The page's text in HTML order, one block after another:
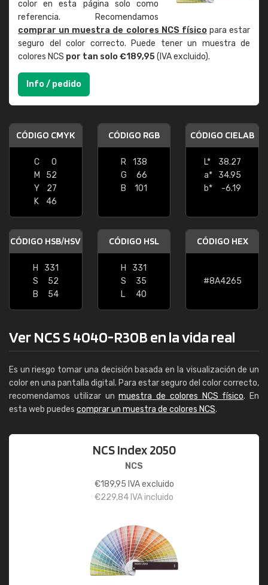
color en esta página solo como
referencia. Recomendamos
comprar un muestra de colores NCS físicopara estar
seguro del color correcto. Puede tener un muestra de
colores NCS por tan solo €189,95(IVA excluido).
Info / pedido
CÓDIGO CMYK
C
0
M
52
Y
27
K
46
CÓDIGO RGB
R
138
G
66
B
101
CÓDIGO CIELAB
L*
38.27
a*
34.95
b*
-6.19
CÓDIGO HSB/HSV
H
331
S
52
B
54
CÓDIGO HSL
H
331
S
35
L
40
CÓDIGO HEX
#8A4265
Ver NCS S 4040-R30B en la vida real
Es un riesgo tomar una decisión basada en la visualización de un
color en una pantalla digital. Para estar seguro del color correcto,
recomendamos utilizar unmuestra de colores NCS físico. En
esta web puedes comprar un muestra de colores NCS.
NCS Index 2050
NCS
€189,95 IVA excluido
€229,84 IVA incluido